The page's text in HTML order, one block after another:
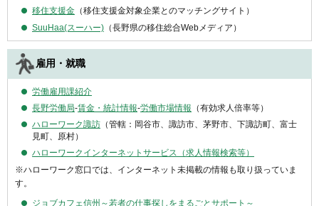
移住支援金 （移住支援金対象企業とのマッチングサイト）
SuuHaa(スーハー) （長野県の移住総合Webメディア）
雇用・就職
労働雇用課紹介
長野労働局-賃金・統計情報-労働市場情報 （有効求人倍率等）
ハローワーク諏訪 （管轄：岡谷市、諏訪市、茅野市、下諏訪町、富士
見町、原村）
ハローワークインターネットサービス（求人情報検索等）
※ハローワーク窓口では、インターネット未掲載の情報も取り扱っていま
す。
ジョブカフェ信州～若者の仕事探しをまるごとサポート～